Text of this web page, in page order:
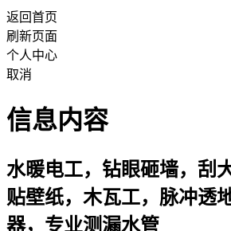
返回首页
刷新页面
个人中心
取消
信息内容
水暖电工，钻眼砸墙，刮
贴壁纸，木瓦工，脉冲透
器，专业测漏水管